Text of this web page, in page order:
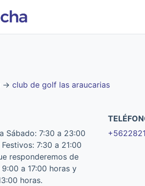
→ club de golf las araucarias
Sábado: 7:30 a 23:00
7:30 a 21:00
responderemos de
a 17:00 horas y
horas.